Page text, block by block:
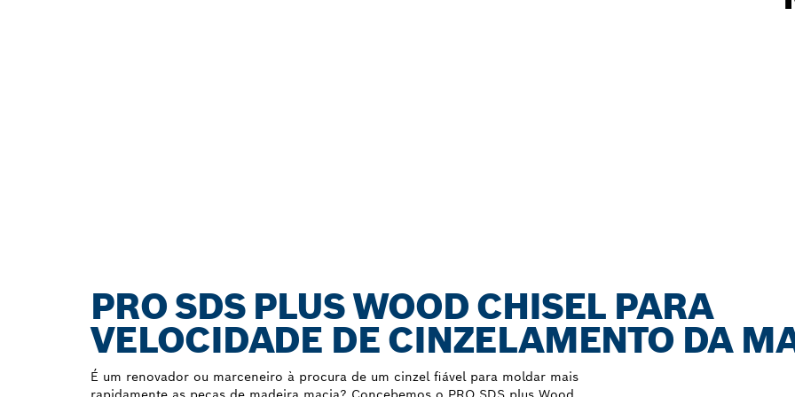
PRO SDS PLUS WOOD CHISEL PARA
VELOCIDADE DE CINZELAMENTO DA
É um renovador ou marceneiro à procura de um cinzel fiável para moldar mais